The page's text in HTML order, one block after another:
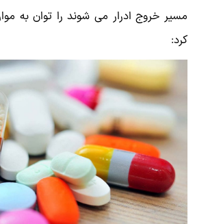
مسیر خروج ادرار می شوند را توان به
کرد: